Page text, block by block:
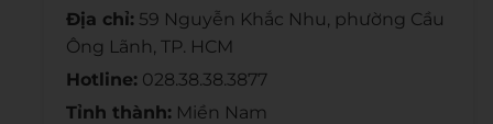
Địa chỉ: 59 Nguyễn Khắc Nhu, phường Cầu
Ông Lãnh, TP. HCM
Hotline: 028.38.38.3877
Tỉnh thành: Miền Nam